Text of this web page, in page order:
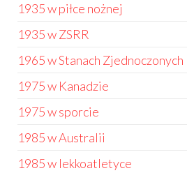
1935 w piłce nożnej
1935 w ZSRR
1965 w Stanach Zjednoczonych
1975 w Kanadzie
1975 w sporcie
1985 w Australii
1985 w lekkoatletyce